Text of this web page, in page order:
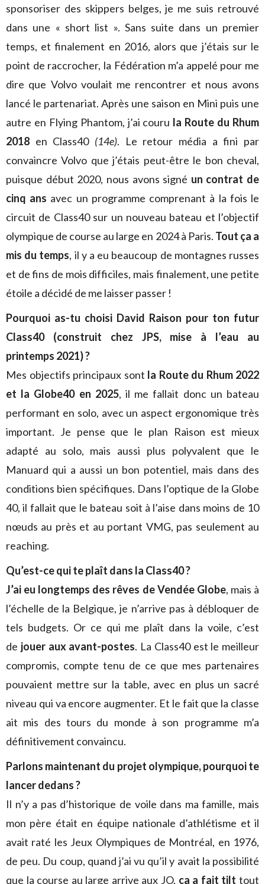
sponsoriser des skippers belges, je me suis retrouvé
dans une « short list ». Sans suite dans un premier
temps, et finalement en 2016, alors que j’étais sur le
point de raccrocher, la Fédération m’a appelé pour me
dire que Volvo voulait me rencontrer et nous avons
lancé le partenariat. Après une saison en Mini puis une
autre en Flying Phantom, j’ai couru la Route du Rhum
2018 en Class40 (14e). Le retour média a fini par
convaincre Volvo que j’étais peut-être le bon cheval,
puisque début 2020, nous avons signé un contrat de
cinq ans avec un programme comprenant à la fois le
circuit de Class40 sur un nouveau bateau et l’objectif
olympique de course au large en 2024 à Paris. Tout ça a
mis du temps, il y a eu beaucoup de montagnes russes
et de fins de mois difficiles, mais finalement, une petite
étoile a décidé de me laisser passer !
Pourquoi as-tu choisi David Raison pour ton futur
Class40 (construit chez JPS, mise à l’eau au
printemps 2021) ?
Mes objectifs principaux sont la Route du Rhum 2022
et la Globe40 en 2025, il me fallait donc un bateau
performant en solo, avec un aspect ergonomique très
important. Je pense que le plan Raison est mieux
adapté au solo, mais aussi plus polyvalent que le
Manuard qui a aussi un bon potentiel, mais dans des
conditions bien spécifiques. Dans l’optique de la Globe
40, il fallait que le bateau soit à l’aise dans moins de 10
nœuds au près et au portant VMG, pas seulement au
reaching.
Qu’est-ce qui te plaît dans la Class40 ?
J’ai eu longtemps des rêves de Vendée Globe, mais à
l’échelle de la Belgique, je n’arrive pas à débloquer de
tels budgets. Or ce qui me plaît dans la voile, c’est
de jouer aux avant-postes. La Class40 est le meilleur
compromis, compte tenu de ce que mes partenaires
pouvaient mettre sur la table, avec en plus un sacré
niveau qui va encore augmenter. Et le fait que la classe
ait mis des tours du monde à son programme m’a
définitivement convaincu.
Parlons maintenant du projet olympique, pourquoi te
lancer dedans ?
Il n’y a pas d’historique de voile dans ma famille, mais
mon père était en équipe nationale d’athlétisme et il
avait raté les Jeux Olympiques de Montréal, en 1976,
de peu. Du coup, quand j’ai vu qu’il y avait la possibilité
que la course au large arrive aux JO, ça a fait tilttout